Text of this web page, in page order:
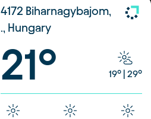
4172 Biharnagybajom,
., Hungary
21° 19°| 29°